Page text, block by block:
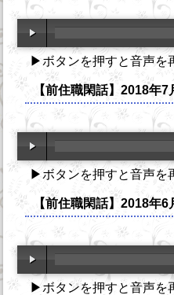
▶ボタンを押すと音声を
【前住職閑話】2018年7
▶ボタンを押すと音声を
【前住職閑話】2018年6
▶ボタンを押すと音声を